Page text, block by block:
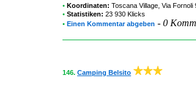
• Koordinaten: Toscana Village , Via
• Statistiken: 23 930 Klicks
• Einen Kommentar abgeben - 0
146. Camping Belsito